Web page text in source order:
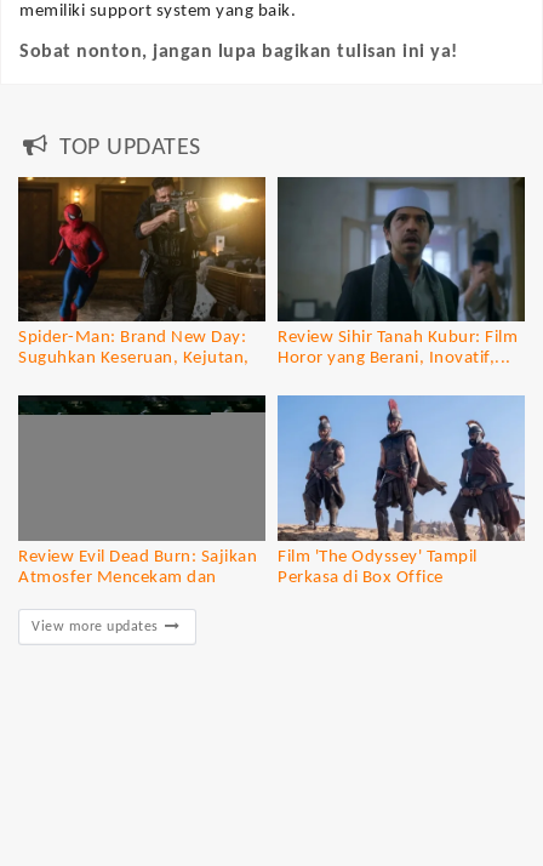
memiliki support system yang baik.
Sobat nonton, jangan lupa bagikan tulisan ini ya!
TOP UPDATES
Spider-Man: Brand New Day:
Suguhkan Keseruan, Kejutan,
Review Sihir Tanah Kubur: Film
Horor yang Berani, Inovatif,...
Review Evil Dead Burn: Sajikan
Atmosfer Mencekam dan
Film 'The Odyssey' Tampil
Perkasa di Box Office
View more updates